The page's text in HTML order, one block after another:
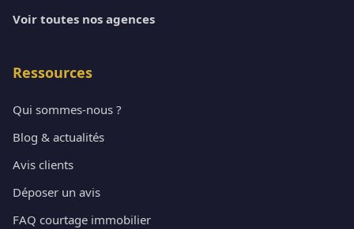
Voir toutes nos agences
Ressources
Qui sommes-nous ?
Blog & actualités
Avis clients
Déposer un avis
FAQ courtage immobilier